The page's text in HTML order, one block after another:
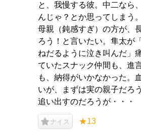
と、我慢する彼。中二なら
んじゃ？とか思ってしまう
母親（鈍感すぎ）の方が、
ろう！と言いたい。隼太が
ねだるように泣き叫んだ」
ていたスナック仲間も、進
も、納得がいかなかった。
いが、まずは実の親子だろ
追い出すのだろうが・・・
ナイス ★13